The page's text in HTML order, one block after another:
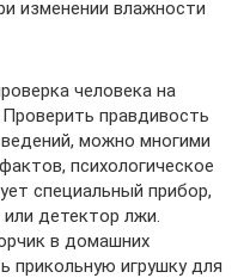
изменении влажности
человека на
правдивость
можно многими
психологическое
специальный прибор,
детектор лжи.
в домашних
прикольную игрушку для